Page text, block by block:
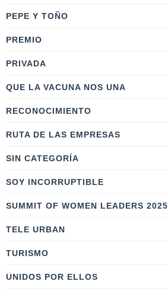
PEPE Y TOÑO
PREMIO
PRIVADA
QUE LA VACUNA NOS UNA
RECONOCIMIENTO
RUTA DE LAS EMPRESAS
SIN CATEGORÍA
SOY INCORRUPTIBLE
SUMMIT OF WOMEN LEADERS 2025
TELE URBAN
TURISMO
UNIDOS POR ELLOS